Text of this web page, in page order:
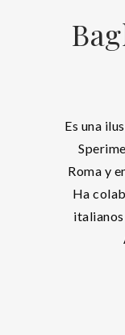
Es una
Roma y
Ha